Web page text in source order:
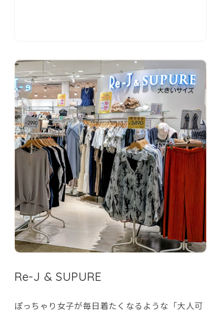
Re-J & SUPURE
ぽっちゃり女子が毎日着たくなるような「大人可